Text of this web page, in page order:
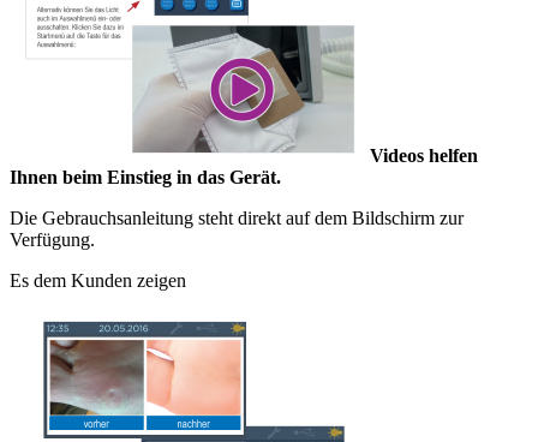
Videos helfen
Ihnen beim Einstieg in das Gerät.
Die Gebrauchsanleitung steht direkt auf dem Bildschirm zur
Verfügung.
Es dem Kunden zeigen